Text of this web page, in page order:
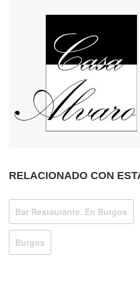
RELACIONADO CON
Bar Restaurante. En Burgos
Burgos